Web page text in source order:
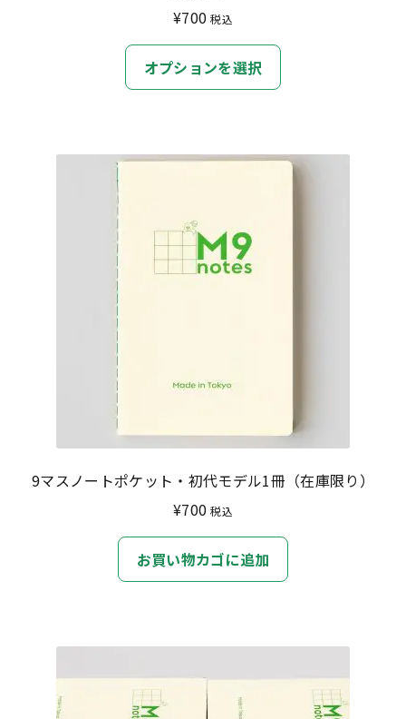
¥700 税込
オプションを選択
こ
の
に
ン
が
あ
す。
ョ
9マスノートポケット・初代モデル1冊（在庫限り）
¥700 税込
お買い物カゴに追加